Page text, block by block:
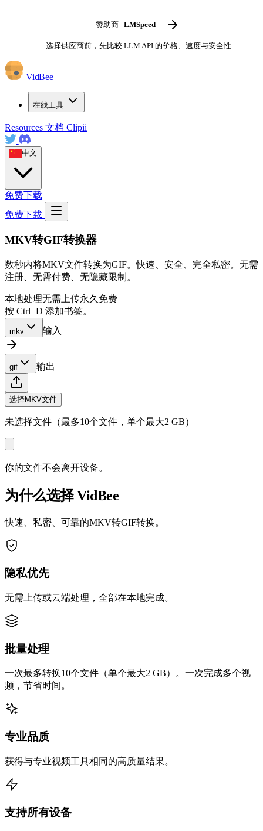
赞助商 LMSpeed -
选择供应商前，先比较 LLM API 的价格、速度与安全性
VidBee
在线工具
Resources 文档 Clipii
中文
免费下载
免费下载
MKV转GIF转换器
数秒内将MKV文件转换为GIF。快速、安全、完全私密。无需
注册、无需付费、无隐藏限制。
本地处理无需上传永久免费
按 Ctrl+D 添加书签。
mkv 输入
gif 输出
选择MKV文件
未选择文件（最多10个文件，单个最大2 GB）
你的文件不会离开设备。
为什么选择 VidBee
快速、私密、可靠的MKV转GIF转换。
隐私优先
无需上传或云端处理，全部在本地完成。
批量处理
一次最多转换10个文件（单个最大2 GB）。一次完成多个视
频，节省时间。
专业品质
获得与专业视频工具相同的高质量结果。
支持所有设备